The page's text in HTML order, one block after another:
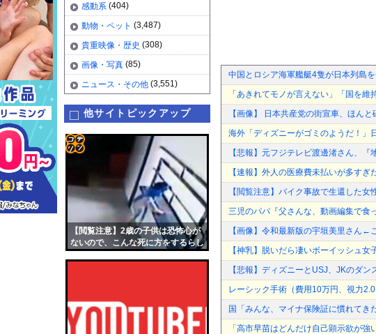
感動系 (404)
動物・ペット (3,487)
貴重映像・歴史 (308)
画像・写真 (85)
ニュース・その他 (3,551)
他サイトピックアップ
【閲覧注意】2歳の子供は恐怖心が
ないので、こんな死に方をするらし
- 固
定リ
ンク
自動
ツー
ル
中国とロシア海軍艦艇4隻が日本列島
「あきれてモノが言えない」「国を
【画像】 日本共産党の街宣車、ほんと
海外「ディズニーがゴミのようだ！」
【悲報】元フジテレビ渡邊渚さん、『
【速報】外人の医療費未払いが多す
【閲覧注意】バイク事故で生還した
三児のパパ『父さんな、動画編集で
【画像】令和最新版の宇垣美里さん←
【神乳】脱いだら凄いボーイッシュ女
【悲報】ディズニーとUSJ、JKのダ
レーシック手術（費用10万円、視力
国「みんな、マイナ保険証に慣れてき
「高市早苗はどんだけ自己顕示欲が